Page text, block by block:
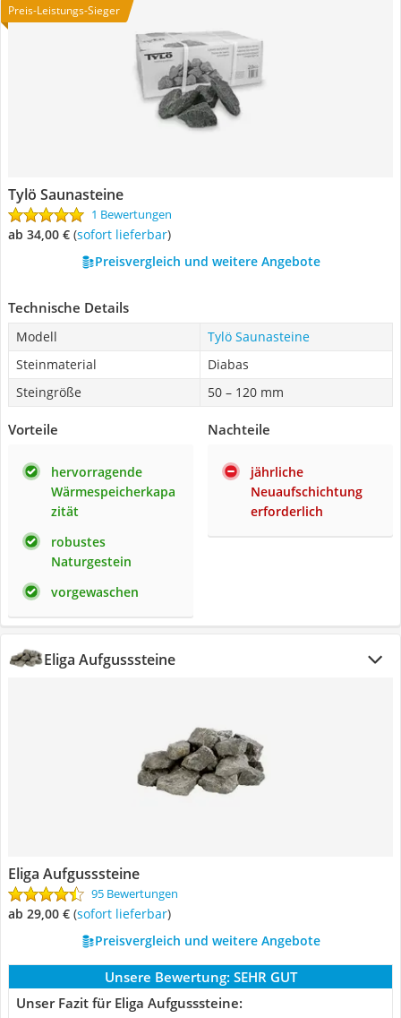
Preis-Leistungs-Sieger
Tylö Saunasteine
1 Bewertungen
ab 34,00 € ( Sofort lieferbar)
Preisvergleich und weitere Angebote
Technische Details
Modell
Tylö Saunasteine
Steinmaterial
Diabas
Steingröße
50 – 120 mm
Vorteile
hervorragende
Wärmespeicherkapa
zität
robustes
Naturgestein
vorgewaschen
Nachteile
jährliche
Neuaufschichtung
erforderlich
Eliga Aufgusssteine
Eliga Aufgusssteine
95 Bewertungen
ab 29,00 € ( Sofort lieferbar)
Preisvergleich und weitere Angebote
Unsere Bewertung: SEHR GUT
Unser Fazit für Eliga Aufgusssteine: